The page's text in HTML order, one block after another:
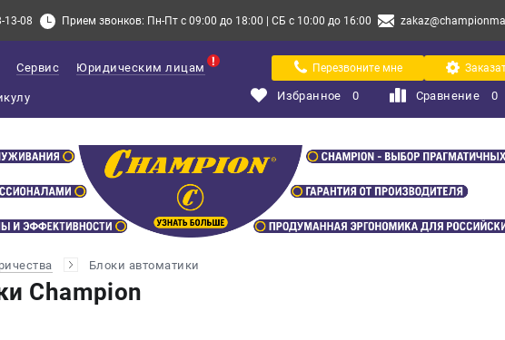
13-08 Прием звонков: Пн-Пт с 09:00 до 18:00 | СБ с 10:00 до 16:00
Сервис Юридическим лицам Перезвоните мне
Избранное 0 Сравнение 0
Блоки автоматики
Champion